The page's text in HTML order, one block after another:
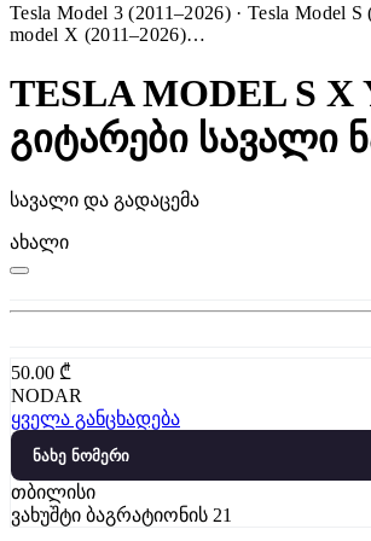
Tesla Model 3 (2011–2026) · Tesla Model S
model X (2011–2026)…
TESLA MODEL S X
გიტარები სავალი
სავალი და გადაცემა
ახალი
50.00 ₾
NODAR
ყველა განცხადება
ნახე ნომერი
თბილისი
ვახუშტი ბაგრატიონის 21